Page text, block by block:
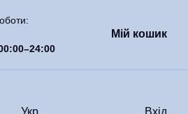
Мій кошик
Укр Вхід